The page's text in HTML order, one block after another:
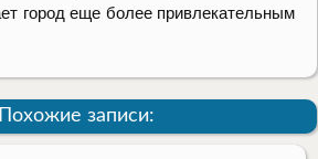
город еще более привлекательным
Похожие записи: